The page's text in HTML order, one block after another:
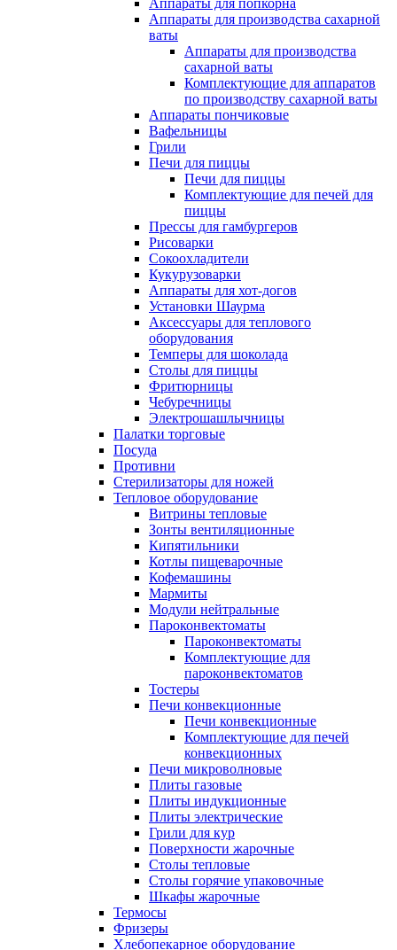
Аппараты для попкорна
Аппараты для производства сахарной
ваты
Аппараты для производства
сахарной ваты
Комплектующие для аппаратов
по производству сахарной ваты
Аппараты пончиковые
Вафельницы
Грили
Печи для пиццы
Печи для пиццы
Комплектующие для печей для
пиццы
Прессы для гамбургеров
Рисоварки
Сокоохладители
Кукурузоварки
Аппараты для хот-догов
Установки Шаурма
Аксессуары для теплового
оборудования
Темперы для шоколада
Столы для пиццы
Фритюрницы
Чебуречницы
Электрошашлычницы
Палатки торговые
Посуда
Противни
Стерилизаторы для ножей
Тепловое оборудование
Витрины тепловые
Зонты вентиляционные
Кипятильники
Котлы пищеварочные
Кофемашины
Мармиты
Модули нейтральные
Пароконвектоматы
Пароконвектоматы
Комплектующие для
пароконвектоматов
Тостеры
Печи конвекционные
Печи конвекционные
Комплектующие для печей
конвекционных
Печи микроволновые
Плиты газовые
Плиты индукционные
Плиты электрические
Грили для кур
Поверхности жарочные
Столы тепловые
Столы горячие упаковочные
Шкафы жарочные
Термосы
Фризеры
Хлебопекарное оборудование